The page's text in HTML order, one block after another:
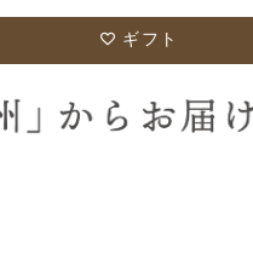
ギフト